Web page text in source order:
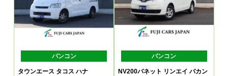
バンコン
タウンエース タコス ハナ
バンコン
NV200バネット リンエイ バカン